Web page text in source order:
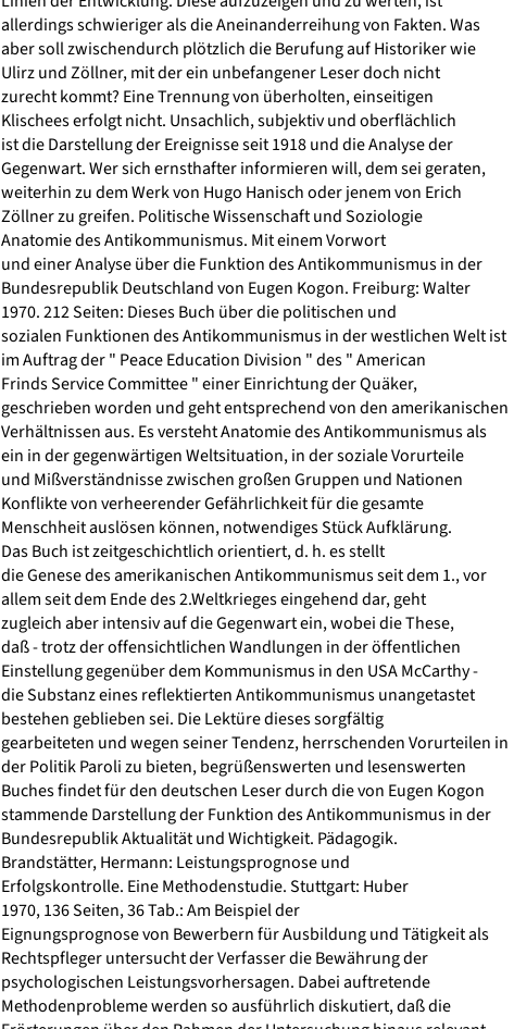
allerdings schwieriger als die Aneinanderreihung von Fakten. Was
aber soll zwischendurch plötzlich die Berufung auf Historiker wie
Ulirz und Zöllner, mit der ein unbefangener Leser doch nicht
zurecht kommt? Eine Trennung von überholten, einseitigen
Klischees erfolgt nicht. Unsachlich, subjektiv und oberflächlich
ist die Darstellung der Ereignisse seit 1918 und die Analyse der
Gegenwart. Wer sich ernsthafter informieren will, dem sei geraten,
weiterhin zu dem Werk von Hugo Hanisch oder jenem von Erich
Zöllner zu greifen. Politische Wissenschaft und Soziologie
Anatomie des Antikommunismus. Mit einem Vorwort
und einer Analyse über die Funktion des Antikommunismus in der
Bundesrepublik Deutschland von Eugen Kogon. Freiburg: Walter
1970. 212 Seiten: Dieses Buch über die politischen und
sozialen Funktionen des Antikommunismus in der westlichen Welt ist
im Auftrag der " Peace Education Division " des " American
Frinds Service Committee " einer Einrichtung der Quäker,
geschrieben worden und geht entsprechend von den amerikanischen
Verhältnissen aus. Es versteht Anatomie des Antikommunismus als
ein in der gegenwärtigen Weltsituation, in der soziale Vorurteile
und Mißverständnisse zwischen großen Gruppen und Nationen
Konflikte von verheerender Gefährlichkeit für die gesamte
Menschheit auslösen können, notwendiges Stück Aufklärung.
Das Buch ist zeitgeschichtlich orientiert, d. h. es stellt
die Genese des amerikanischen Antikommunismus seit dem 1., vor
allem seit dem Ende des 2.Weltkrieges eingehend dar, geht
zugleich aber intensiv auf die Gegenwart ein, wobei die These,
daß - trotz der offensichtlichen Wandlungen in der öffentlichen
Einstellung gegenüber dem Kommunismus in den USA McCarthy -
die Substanz eines reflektierten Antikommunismus unangetastet
bestehen geblieben sei. Die Lektüre dieses sorgfältig
gearbeiteten und wegen seiner Tendenz, herrschenden Vorurteilen in
der Politik Paroli zu bieten, begrüßenswerten und lesenswerten
Buches findet für den deutschen Leser durch die von Eugen Kogon
stammende Darstellung der Funktion des Antikommunismus in der
Bundesrepublik Aktualität und Wichtigkeit. Pädagogik.
Brandstätter, Hermann: Leistungsprognose und
Erfolgskontrolle. Eine Methodenstudie. Stuttgart: Huber
1970, 136 Seiten, 36 Tab.: Am Beispiel der
Eignungsprognose von Bewerbern für Ausbildung und Tätigkeit als
Rechtspfleger untersucht der Verfasser die Bewährung der
psychologischen Leistungsvorhersagen. Dabei auftretende
Methodenprobleme werden so ausführlich diskutiert, daß die